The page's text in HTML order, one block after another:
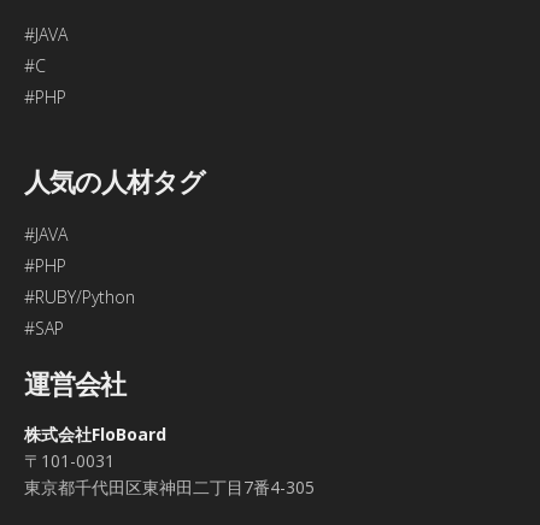
#JAVA
#C
#PHP
人気の人材タグ
#JAVA
#PHP
#RUBY/Python
#SAP
運営会社
株式会社FloBoard
〒101-0031
東京都千代田区東神田二丁目7番4-305